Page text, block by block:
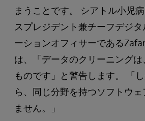
まうことです。 シアトル小児
スプレジデント兼チーフデジ
ーションオフィサーである
は、「データのクリーニング
ものです」と警告します。 「
ら、同じ分野を持つソフトウ
ません。」